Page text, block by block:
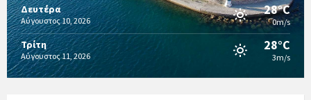
Δευτέρα
Αύγουστος 10, 2026
28°C
0m/s
Τρίτη
Αύγουστος 11, 2026
28°C
3m/s